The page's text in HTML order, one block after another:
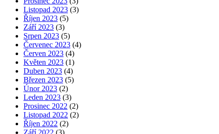
Listopad 2023 (3)
Říjen 2023 (5)
Září 2023 (3)
Srpen 2023 (5)
Červenec 2023 (4)
Červen 2023 (4)
Květen 2023 (1)
Duben 2023 (4)
Březen 2023 (5)
Únor 2023 (2)
Leden 2023 (3)
Prosinec 2022 (2)
Listopad 2022 (2)
Říjen 2022 (2)